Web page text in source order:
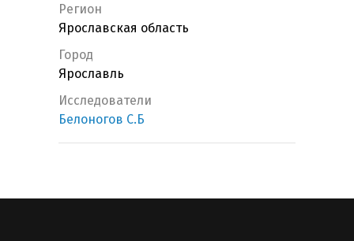
Регион
Ярославская область
Город
Ярославль
Исследователи
Белоногов С.Б